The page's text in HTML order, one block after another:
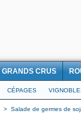
GRANDS CRUS
CÉPAGES
> Salade de germes de